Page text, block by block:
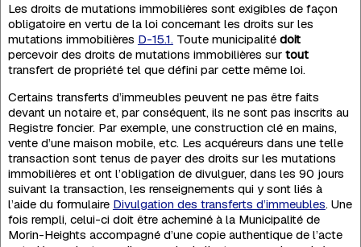
Les droits de mutations immobilières sont exigibles de façon
obligatoire en vertu de la loi concernant les droits sur les
mutations immobilières D-15.1. Toute municipalité doit
percevoir des droits de mutations immobilières sur tout
transfert de propriété tel que défini par cette même loi.
Certains transferts d’immeubles peuvent ne pas être faits
devant un notaire et, par conséquent, ils ne sont pas inscrits au
Registre foncier. Par exemple, une construction clé en mains,
vente d’une maison mobile, etc. Les acquéreurs dans une telle
transaction sont tenus de payer des droits sur les mutations
immobilières et ont l’obligation de divulguer, dans les 90 jours
suivant la transaction, les renseignements qui y sont liés à
l’aide du formulaire Divulgation des transferts d’immeubles. Une
fois rempli, celui-ci doit être acheminé à la Municipalité de
Morin-Heights accompagné d’une copie authentique de l’acte